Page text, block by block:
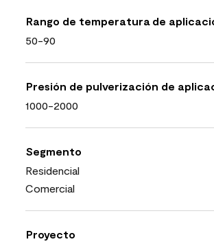
Rango de temperatura de
50-90
Presión de pulverización de
1000-2000
Segmento
Residencial
Comercial
Proyecto